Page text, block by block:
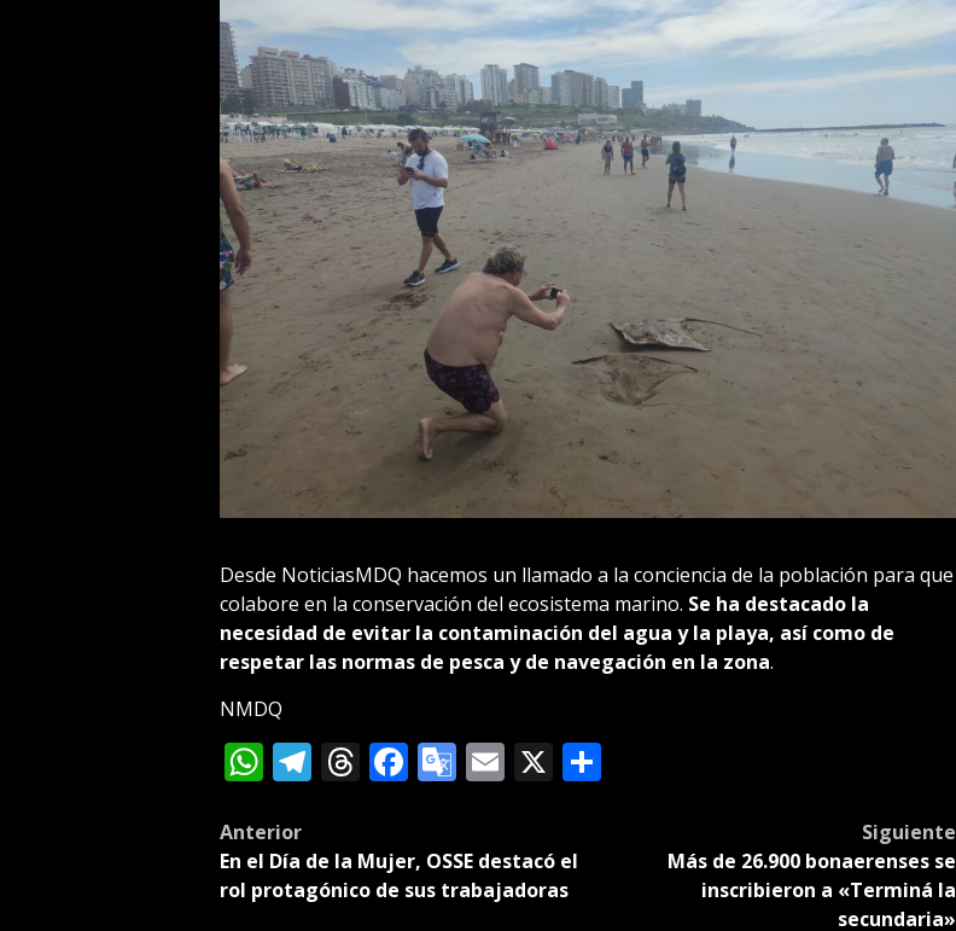
Desde NoticiasMDQ hacemos un llamado a la conciencia de la población para que
colabore en la conservación del ecosistema marino. Se ha destacado la
necesidad de evitar la contaminación del agua y la playa, así como de
respetar las normas de pesca y de navegación en la zona.
NMDQ
WhatsApp
Telegram
Threads
Facebook
Google
Email
X Compartir
Post
navigation
Anterior
En el Día de la Mujer, OSSE destacó el
rol protagónico de sus trabajadoras
Siguiente
Más de 26.900 bonaerenses se
inscribieron a «Terminá la
secundaria»